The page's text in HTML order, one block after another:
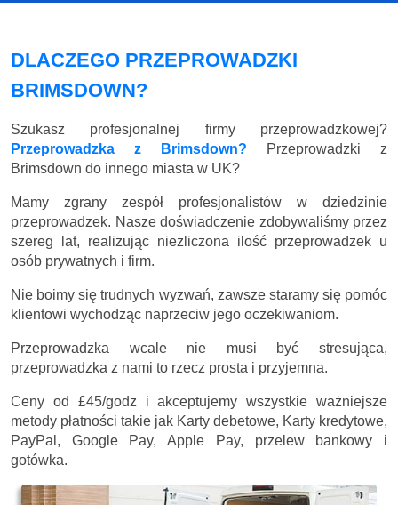
DLACZEGO PRZEPROWADZKI
BRIMSDOWN?
Szukasz profesjonalnej firmy przeprowadzkowej?
Przeprowadzka z Brimsdown? Przeprowadzki z
Brimsdown do innego miasta w UK?
Mamy zgrany zespół profesjonalistów w dziedzinie
przeprowadzek. Nasze doświadczenie zdobywaliśmy przez
szereg lat, realizując niezliczona ilość przeprowadzek u
osób prywatnych i firm.
Nie boimy się trudnych wyzwań, zawsze staramy się pomóc
klientowi wychodząc naprzeciw jego oczekiwaniom.
Przeprowadzka wcale nie musi być stresująca,
przeprowadzka z nami to rzecz prosta i przyjemna.
Ceny od £45/godz i akceptujemy wszystkie ważniejsze
metody płatności takie jak Karty debetowe, Karty kredytowe,
PayPal, Google Pay, Apple Pay, przelew bankowy i
gotówka.